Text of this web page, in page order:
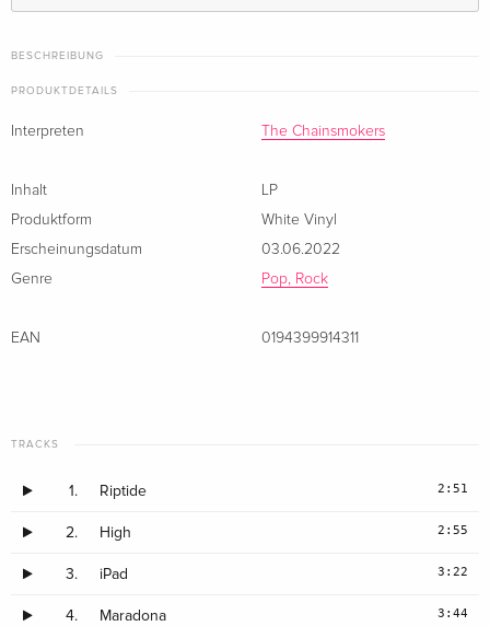
BESCHREIBUNG
PRODUKTDETAILS
Interpreten The Chainsmokers
Inhalt
LP
Produktform
White Vinyl
Erscheinungsdatum
03.06.2022
Genre
Pop, Rock
EAN 0194399914311
TRACKS
1. Riptide 2:51
2. High 2:55
3. iPad 3:22
4. Maradona 3:44